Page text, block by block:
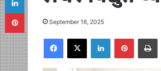
September 16, 2025
Facebook
X LinkedInPinterest
Pinterest